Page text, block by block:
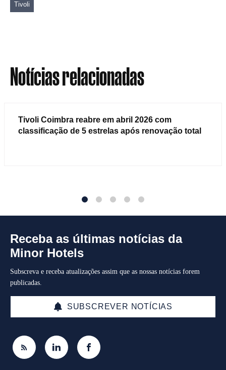
Tivoli
Notícias relacionadas
Tivoli Coimbra reabre em abril 2026 com
classificação de 5 estrelas após renovação total
Receba as últimas notícias da
Minor Hotels
Subscreva e receba atualizações assim que as nossas notícias forem
publicadas.
SUBSCREVER NOTÍCIAS